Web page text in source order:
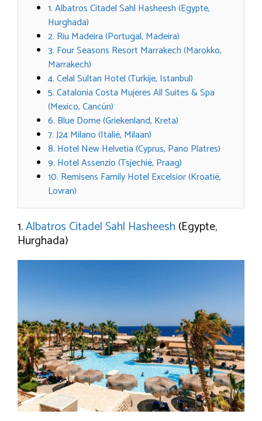
1. Albatros Citadel Sahl Hasheesh (Egypte,
Hurghada)
2. Riu Madeira (Portugal, Madeira)
3. Four Seasons Resort Marrakech (Marokko,
Marrakech)
4. Celal Sultan Hotel (Turkije, Istanbul)
5. Catalonia Costa Mujeres All Suites & Spa
(Mexico, Cancún)
6. Blue Dome (Griekenland, Kreta)
7. J24 Milano (Italië, Milaan)
8. Hotel New Helvetia (Cyprus, Pano Platres)
9. Hotel Assenzio (Tsjechië, Praag)
10. Remisens Family Hotel Excelsior (Kroatië,
Lovran)
1.Albatros Citadel Sahl Hasheesh (Egypte,
Hurghada)